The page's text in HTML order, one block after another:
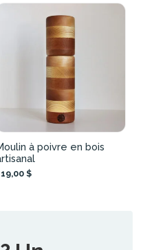
à poivre en bois
$